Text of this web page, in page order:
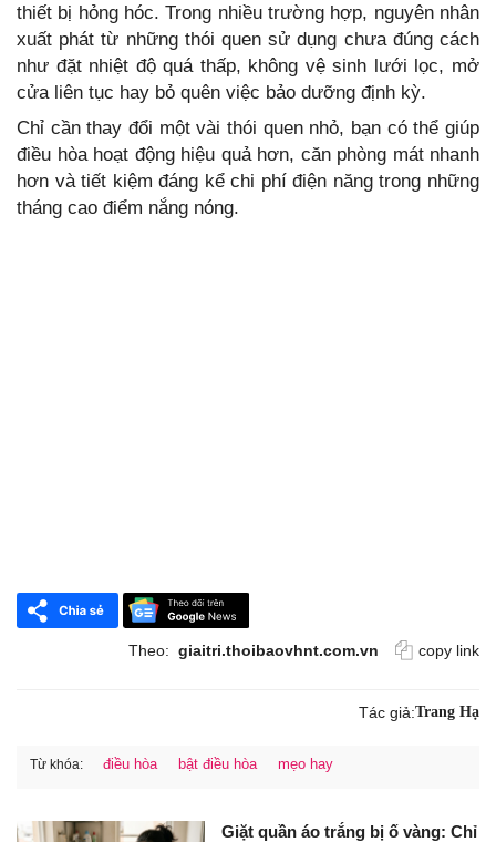
thiết bị hỏng hóc. Trong nhiều trường hợp, nguyên nhân
xuất phát từ những thói quen sử dụng chưa đúng cách
như đặt nhiệt độ quá thấp, không vệ sinh lưới lọc, mở
cửa liên tục hay bỏ quên việc bảo dưỡng định kỳ.
Chỉ cần thay đổi một vài thói quen nhỏ, bạn có thể giúp
điều hòa hoạt động hiệu quả hơn, căn phòng mát nhanh
hơn và tiết kiệm đáng kể chi phí điện năng trong những
tháng cao điểm nắng nóng.
Theo: giaitri.thoibaovhnt.com.vn copy link
Tác giả:Trang Hạ
Từ khóa: điều hòa bật điều hòa mẹo hay
Giặt quần áo trắng bị ố vàng: Chỉ